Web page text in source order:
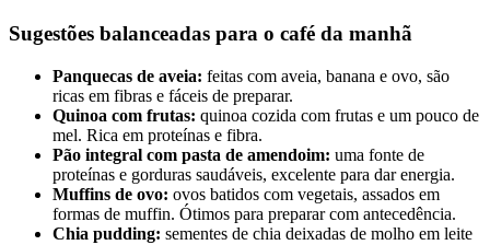
Sugestões balanceadas para o café da manhã
Panquecas de aveia: feitas com aveia, banana e ovo, são
ricas em fibras e fáceis de preparar.
Quinoa com frutas: quinoa cozida com frutas e um pouco de
mel. Rica em proteínas e fibra.
Pão integral com pasta de amendoim: uma fonte de
proteínas e gorduras saudáveis, excelente para dar energia.
Muffins de ovo: ovos batidos com vegetais, assados em
formas de muffin. Ótimos para preparar com antecedência.
Chia pudding: sementes de chia deixadas de molho em leite